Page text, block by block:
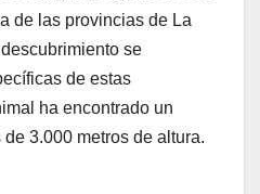
de las provincias de La
se
de estas
ha encontrado un
3.000 metros de altura.